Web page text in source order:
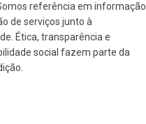
referência em informação
de serviços junto à
Ética, transparência e
social fazem parte da